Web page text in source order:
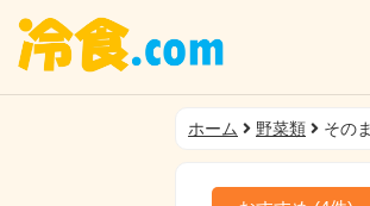
ホーム 野菜類 その